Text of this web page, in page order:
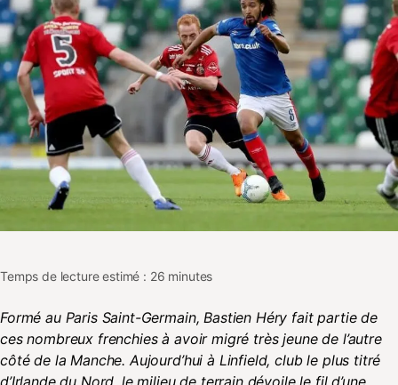
Temps de lecture estimé : 26 minutes
Formé au Paris Saint-Germain, Bastien Héry fait partie de
ces nombreux frenchies à avoir migré très jeune de l’autre
côté de la Manche. Aujourd’hui à Linfield, club le plus titré
d’Irlande du Nord, le milieu de terrain dévoile le fil d’une